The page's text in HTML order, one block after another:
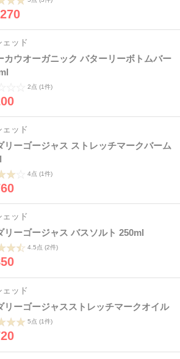
ェッド
カウオーガニック バターリーボトムバー
2点 (1件)
ェッド
リーゴージャス ストレッチマークバーム
4点 (1件)
ェッド
リーゴージャス バスソルト 250ml
4.5点 (2件)
ェッド
リーゴージャスストレッチマークオイル
5点 (1件)